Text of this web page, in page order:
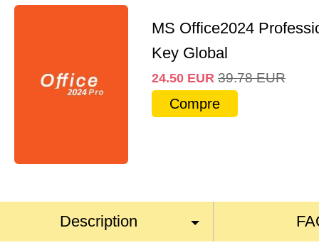
MS Office2024
Key Global
24.50 EUR 39.78 EUR
Compre
Description